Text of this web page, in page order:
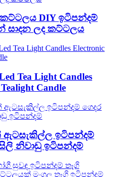
DIY ඉටිපන්දම්
සාදන ලද කට්ටලය
Tea Light Candles
Candle
ඉටිපන්දම්
නිවාඩු ඉටිපන්දම්